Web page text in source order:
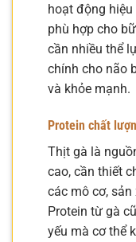
hoạt động
phù hợp cho
cần nhiều thể
chính cho não
và khỏe mạnh.
Protein chất
Thịt gà là
cao, cần thiết
các mô cơ,
Protein từ gà
yếu mà cơ thể